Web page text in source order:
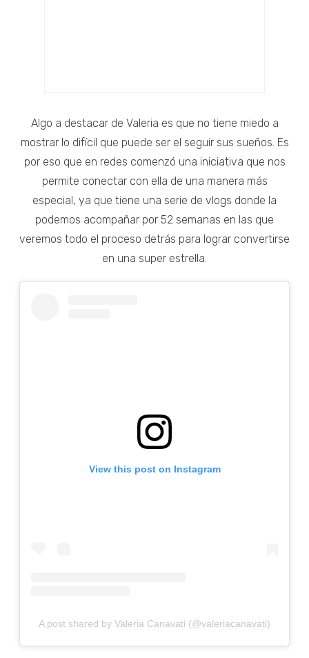
Algo a destacar de Valeria es que no tiene miedo a
mostrar lo difícil que puede ser el seguir sus sueños. Es
por eso que en redes comenzó una iniciativa que nos
permite conectar con ella de una manera más
especial, ya que tiene una serie de vlogs donde la
podemos acompañar por 52 semanas en las que
veremos todo el proceso detrás para lograr convertirse
en una super estrella.
View this post on Instagram
A post shared by Valeria Canavati (@valeriacanavati)